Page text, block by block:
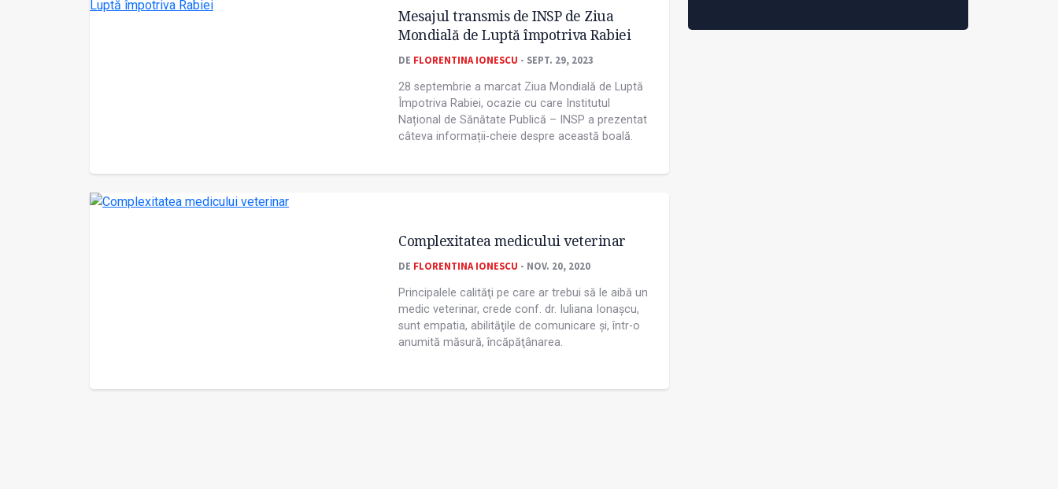
Mesajul transmis de INSP de Ziua
Mondială de Luptă împotriva Rabiei
DE FLORENTINA IONESCU - SEPT. 29, 2023
28 septembrie a marcat Ziua Mondială de Luptă
Împotriva Rabiei, ocazie cu care Institutul
Național de Sănătate Publică – INSP a prezentat
câteva informații-cheie despre această boală.
Complexitatea medicului veterinar
DE FLORENTINA IONESCU - NOV. 20, 2020
Principalele calităţi pe care ar trebui să le aibă un
medic veterinar, crede conf. dr. Iuliana Ionașcu,
sunt empatia, abilităţile de comunicare și, într-o
anumită măsură, încăpăţânarea.